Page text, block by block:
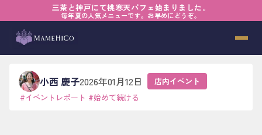
三茶と神戸にて桃寒天パフェ始まりました。
毎年夏の人気メニューです。お早めにどうぞ。
ブログ› 店内イベント› 寛容という強さ
寛容という強さ
小西 慶子2026年01月12日
店内イベント
#イベントレポート #始めて続ける